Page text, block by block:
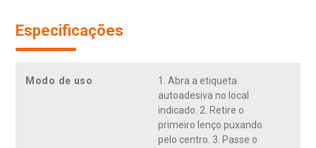
Especificações
Modo de uso
1. Abra a etiqueta
autoadesiva no local
indicado. 2. Retire o
primeiro lenço puxando
pelo centro. 3. Passe o